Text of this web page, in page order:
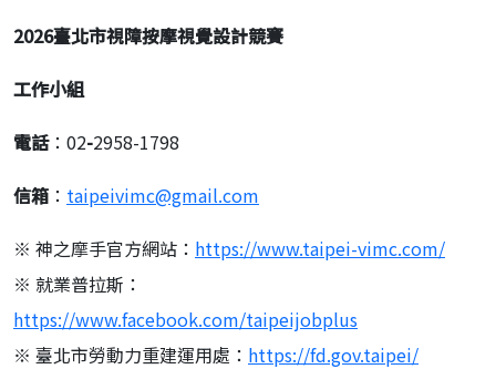
2026臺北市視障按摩視覺設計競賽
工作小組
電話：02-2958-1798
信箱 ： taipeivimc@gmail.com
※ 神之摩手官方網站： https://www.taipei-vimc.com/
※ 就業普拉斯：
https://www.facebook.com/taipeijobplus
※ 臺北市勞動力重建運用處： https://fd.gov.taipei/